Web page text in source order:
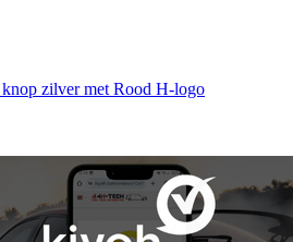
zilver met Rood H-logo